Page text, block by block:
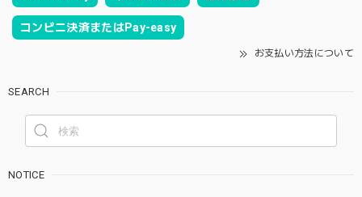
コンビニ決済またはPay-easy
お支払い方法について
SEARCH
NOTICE